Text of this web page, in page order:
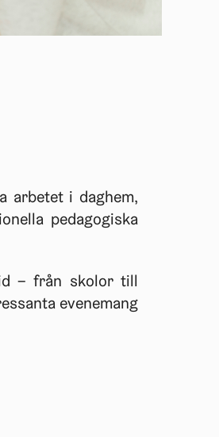
arbetet i daghem,
pedagogiska
– från skolor till
evenemang